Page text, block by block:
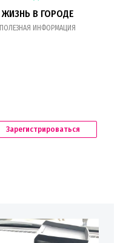
ЖИЗНЬ В ГОРОДЕ
ПОЛЕЗНАЯ ИНФОРМАЦИЯ
Зарегистрироваться